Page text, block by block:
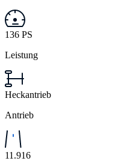
136 PS
Leistung
Heckantrieb
Antrieb
11.916